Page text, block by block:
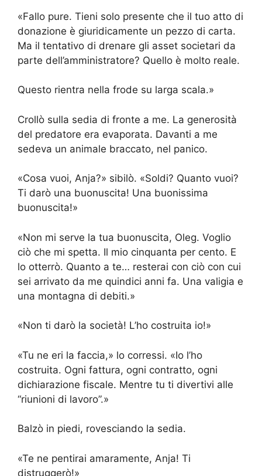
«Fallo pure. Tieni solo presente che il tuo atto di
donazione è giuridicamente un pezzo di carta.
Ma il tentativo di drenare gli asset societari da
parte dell’amministratore? Quello è molto reale.
Questo rientra nella frode su larga scala.»
Crollò sulla sedia di fronte a me. La generosità
del predatore era evaporata. Davanti a me
sedeva un animale braccato, nel panico.
«Cosa vuoi, Anja?» sibilò. «Soldi? Quanto vuoi?
Ti darò una buonuscita! Una buonissima
buonuscita!»
«Non mi serve la tua buonuscita, Oleg. Voglio
ciò che mi spetta. Il mio cinquanta per cento. E
lo otterrò. Quanto a te… resterai con ciò con cui
sei arrivato da me quindici anni fa. Una valigia e
una montagna di debiti.»
«Non ti darò la società! L’ho costruita io!»
«Tu ne eri la faccia,» lo corressi. «Io l’ho
costruita. Ogni fattura, ogni contratto, ogni
dichiarazione fiscale. Mentre tu ti divertivi alle
“riunioni di lavoro”.»
Balzò in piedi, rovesciando la sedia.
«Te ne pentirai amaramente, Anja! Ti
distruggerò!»